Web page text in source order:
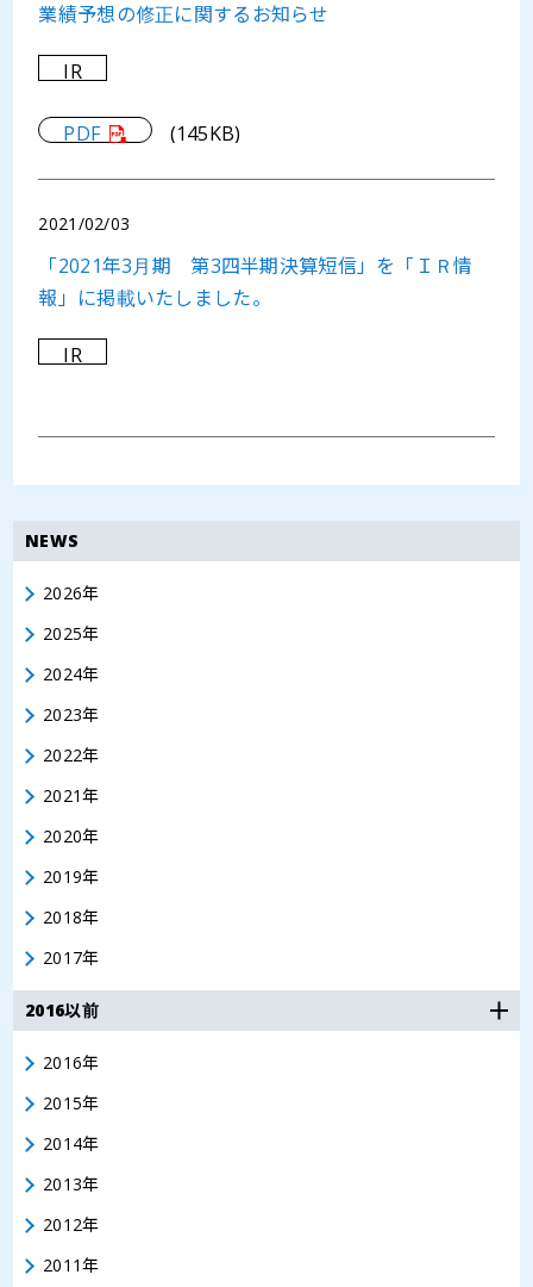
業績予想の修正に関するお知らせ
IR
PDF (145KB)
2021/02/03
「2021年3月期 第3四半期決算短信」を「ＩＲ情
報」に掲載いたしました。
IR
NEWS
2026年
2025年
2024年
2023年
2022年
2021年
2020年
2019年
2018年
2017年
2016以前
2016年
2015年
2014年
2013年
2012年
2011年